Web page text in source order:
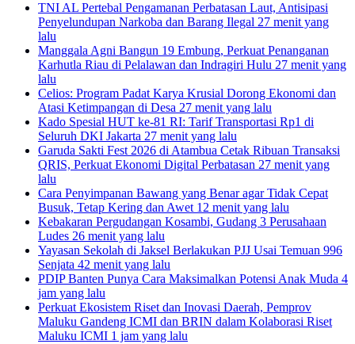
TNI AL Pertebal Pengamanan Perbatasan Laut, Antisipasi
Penyelundupan Narkoba dan Barang Ilegal 27 menit yang
lalu
Manggala Agni Bangun 19 Embung, Perkuat Penanganan
Karhutla Riau di Pelalawan dan Indragiri Hulu 27 menit yang
lalu
Celios: Program Padat Karya Krusial Dorong Ekonomi dan
Atasi Ketimpangan di Desa 27 menit yang lalu
Kado Spesial HUT ke-81 RI: Tarif Transportasi Rp1 di
Seluruh DKI Jakarta 27 menit yang lalu
Garuda Sakti Fest 2026 di Atambua Cetak Ribuan Transaksi
QRIS, Perkuat Ekonomi Digital Perbatasan 27 menit yang
lalu
Cara Penyimpanan Bawang yang Benar agar Tidak Cepat
Busuk, Tetap Kering dan Awet 12 menit yang lalu
Kebakaran Pergudangan Kosambi, Gudang 3 Perusahaan
Ludes 26 menit yang lalu
Yayasan Sekolah di Jaksel Berlakukan PJJ Usai Temuan 996
Senjata 42 menit yang lalu
PDIP Banten Punya Cara Maksimalkan Potensi Anak Muda 4
jam yang lalu
Perkuat Ekosistem Riset dan Inovasi Daerah, Pemprov
Maluku Gandeng ICMI dan BRIN dalam Kolaborasi Riset
Maluku ICMI 1 jam yang lalu